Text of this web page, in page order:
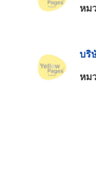
หม
บริ
หม